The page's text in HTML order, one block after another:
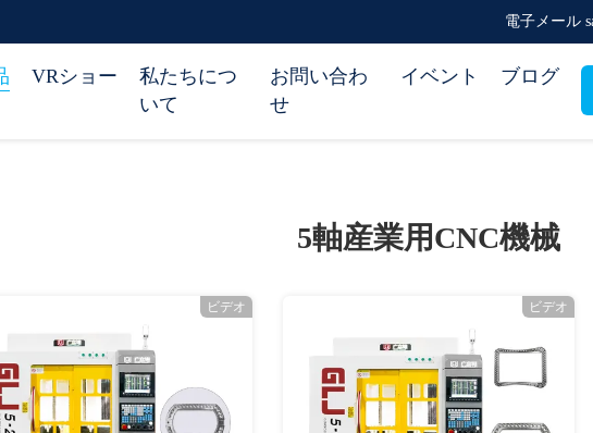
電子メール
VRショー
私たちにつ
いて
お問い合わ
せ
イベント ブログ
5軸産業用CNC機械
ビデオ ビデオ